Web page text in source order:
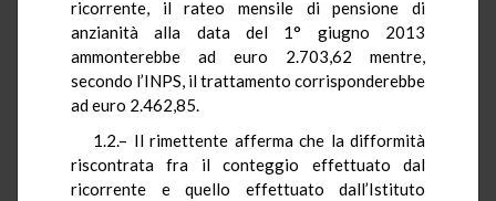
ricorrente, il rateo mensile di pensione di
anzianità alla data del 1° giugno 2013
ammonterebbe ad euro 2.703,62 mentre,
secondo l’INPS, il trattamento corrisponderebbe
ad euro 2.462,85.
1.2.– Il rimettente afferma che la difformità
riscontrata fra il conteggio effettuato dal
ricorrente e quello effettuato dall’Istituto